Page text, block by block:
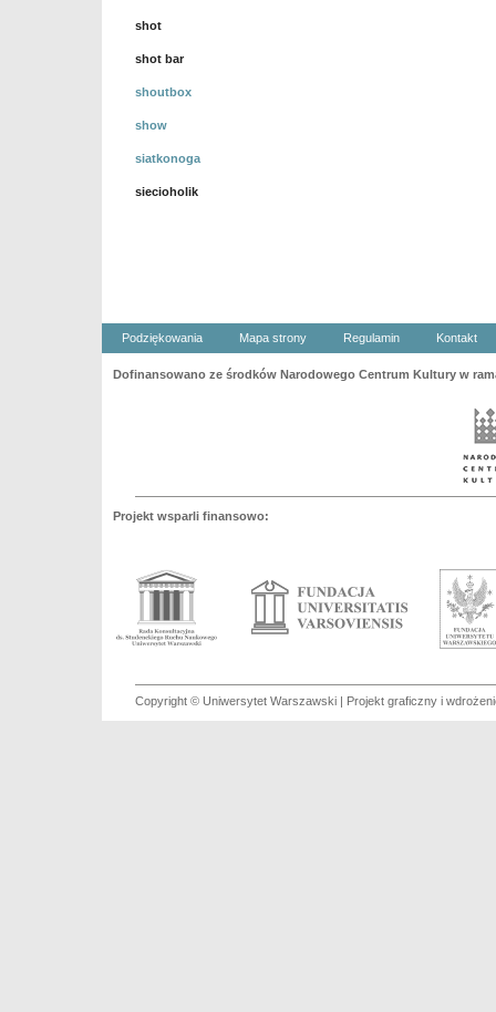
shot
shot bar
shoutbox
show
siatkonoga
siecioholik
Podziękowania Mapa strony Regulamin Kontakt
Dofinansowano ze środków Narodowego Centrum Kultury w
Projekt wsparli finansowo:
Copyright © Uniwersytet Warszawski | Projekt graficzny i